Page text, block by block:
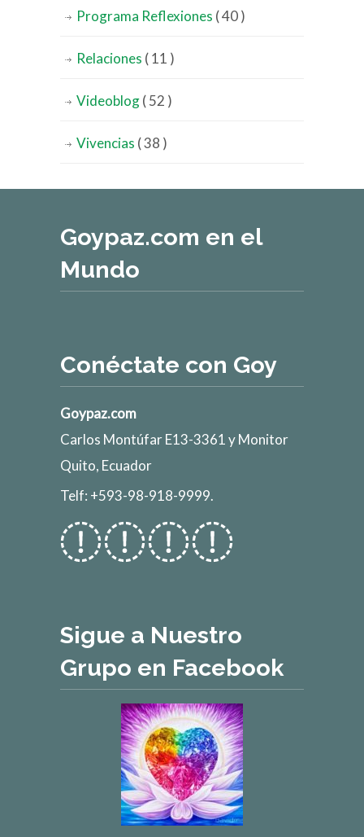
Programa Reflexiones ( 40 )
Relaciones ( 11 )
Videoblog( 52 )
Vivencias ( 38 )
Goypaz.com en el
Mundo
Conéctate con Goy
Goypaz.com
Carlos Montúfar E13-3361 y Monitor
Quito, Ecuador
Telf: +593-98-918-9999.
Sigue a Nuestro
Grupo en Facebook